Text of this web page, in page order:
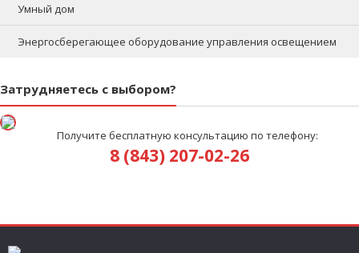
Умный дом
Энергосберегающее оборудование управления освещением
Затрудняетесь с выбором?
Получите бесплатную консультацию по телефону:
8 (843) 207-02-26